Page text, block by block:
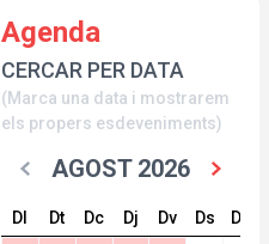
Agenda
CERCAR PER DATA
(Marca una data i mostrarem
els propers esdeveniments)
AGOST 2026
Dl Dt Dc Dj Dv Ds Dg